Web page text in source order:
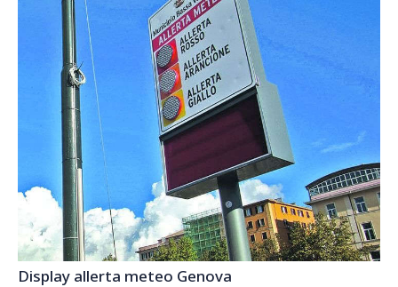
Display allerta meteo Genova